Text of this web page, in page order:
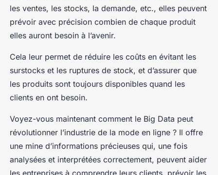
les ventes, les stocks, la demande, etc., elles peuvent
prévoir avec précision combien de chaque produit
elles auront besoin à l’avenir.
Cela leur permet de réduire les coûts en évitant les
surstocks et les ruptures de stock, et d’assurer que
les produits sont toujours disponibles quand les
clients en ont besoin.
Voyez-vous maintenant comment le Big Data peut
révolutionner l’industrie de la mode en ligne ? Il offre
une mine d’informations précieuses qui, une fois
analysées et interprétées correctement, peuvent aider
les entreprises à comprendre leurs clients, prévoir les